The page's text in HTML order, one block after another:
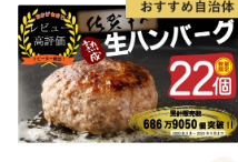
切り身 魚 わけあり